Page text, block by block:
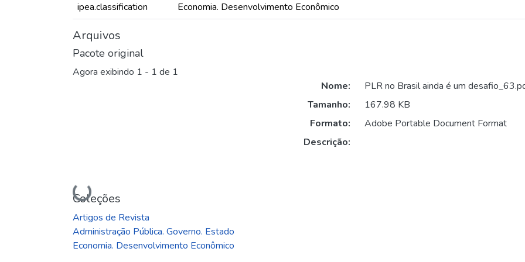
ipea.classification
Economia. Desenvolvimento Econômico
Arquivos
Pacote original
Agora exibindo 1 - 1 de 1
Carregando...
Nome:
PLR no Brasil ainda é um
Tamanho:
167.98 KB
Formato:
Adobe Portable Document Format
Descrição:
Coleções
Artigos de Revista
Administração Pública. Governo. Estado
Economia. Desenvolvimento Econômico